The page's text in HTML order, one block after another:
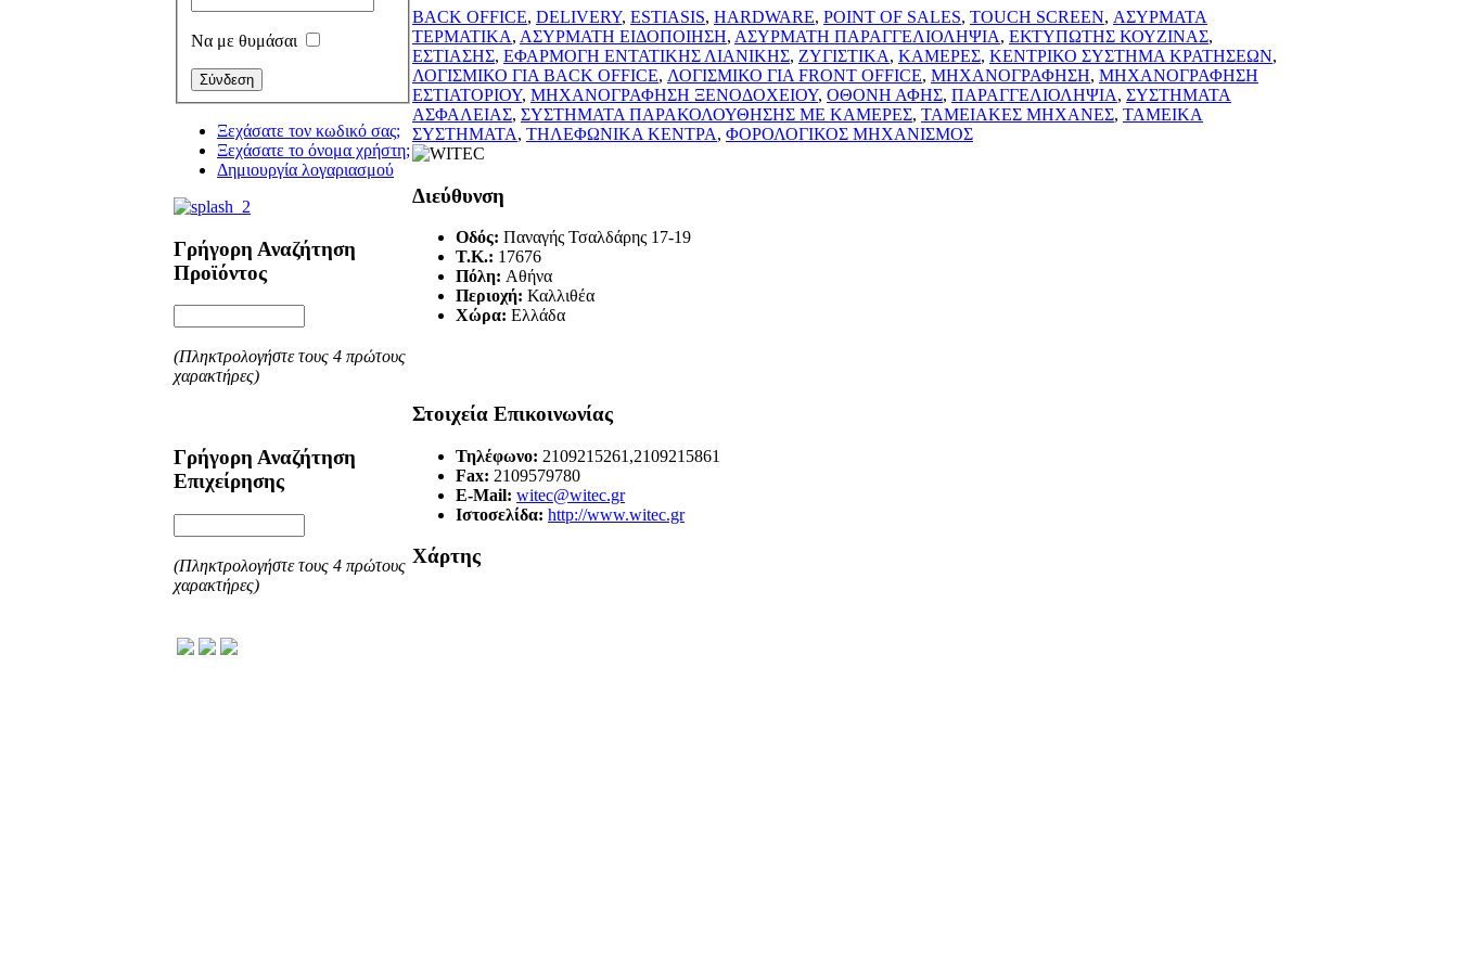
Να με θυμάσαι
Ξεχάσατε τον κωδικό σας;
Ξεχάσατε το όνομα χρήστη;
Δημιουργία λογαριασμού
Γρήγορη Αναζήτηση
Προϊόντος
(Πληκτρολογήστε τους 4 πρώτους
χαρακτήρες)
Γρήγορη Αναζήτηση
Επιχείρησης
(Πληκτρολογήστε τους 4 πρώτους
χαρακτήρες)
BACK OFFICE, DELIVERY, ESTIASIS, HARDWARE, POINT OF SALES, TOUCH SCREEN, ΑΣΥΡΜΑΤΑ
ΤΕΡΜΑΤΙΚΑ, ΑΣΥΡΜΑΤΗ ΕΙΔΟΠΟΙΗΣΗ, ΑΣΥΡΜΑΤΗ ΠΑΡΑΓΓΕΛΙΟΛΗΨΙΑ, ΕΚΤΥΠΩΤΗΣ ΚΟΥΖΙΝΑΣ,
ΕΣΤΙΑΣΗΣ, ΕΦΑΡΜΟΓΗ ΕΝΤΑΤΙΚΗΣ ΛΙΑΝΙΚΗΣ, ΖΥΓΙΣΤΙΚΑ, ΚΑΜΕΡΕΣ, ΚΕΝΤΡΙΚΟ ΣΥΣΤΗΜΑ ΚΡΑΤΗΣΕΩΝ,
ΛΟΓΙΣΜΙΚΟ ΓΙΑ BACK OFFICE, ΛΟΓΙΣΜΙΚΟ ΓΙΑ FRONT OFFICE, ΜΗΧΑΝΟΓΡΑΦΗΣΗ, ΜΗΧΑΝΟΓΡΑΦΗΣΗ
ΕΣΤΙΑΤΟΡΙΟΥ, ΜΗΧΑΝΟΓΡΑΦΗΣΗ ΞΕΝΟΔΟΧΕΙΟΥ, ΟΘΟΝΗ ΑΦΗΣ, ΠΑΡΑΓΓΕΛΙΟΛΗΨΙΑ, ΣΥΣΤΗΜΑΤΑ
ΑΣΦΑΛΕΙΑΣ, ΣΥΣΤΗΜΑΤΑ ΠΑΡΑΚΟΛΟΥΘΗΣΗΣ ΜΕ ΚΑΜΕΡΕΣ, ΤΑΜΕΙΑΚΕΣ ΜΗΧΑΝΕΣ, ΤΑΜΕΙΚΑ
ΣΥΣΤΗΜΑΤΑ, ΤΗΛΕΦΩΝΙΚΑ ΚΕΝΤΡΑ, ΦΟΡΟΛΟΓΙΚΟΣ ΜΗΧΑΝΙΣΜΟΣ
Διεύθυνση
Οδός: Παναγής Τσαλδάρης 17-19
T.K.: 17676
Πόλη: Αθήνα
Περιοχή: Καλλιθέα
Χώρα: Ελλάδα
Στοιχεία Επικοινωνίας
Τηλέφωνο: 2109215261,2109215861
Fax: 2109579780
E-Mail: witec@witec.gr
Ιστοσελίδα: http://www.witec.gr
Χάρτης